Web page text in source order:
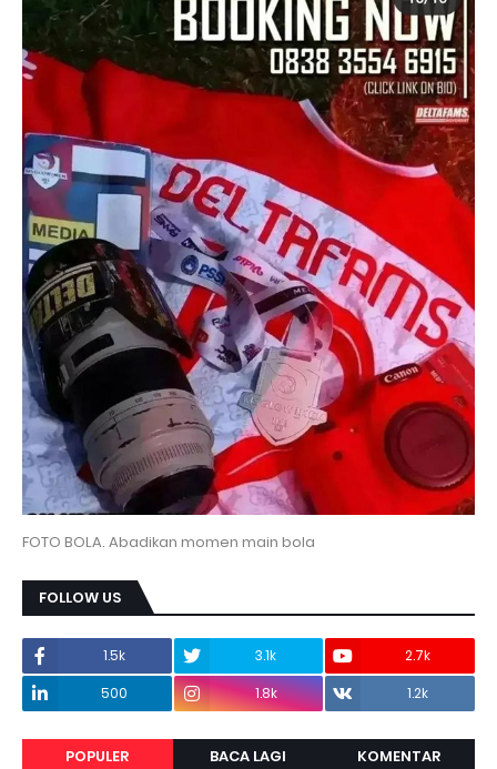
FOTO BOLA. Abadikan momen main bola
FOLLOW US
1.5k 3.1k
2.7k
500
1.8k 1.2k
POPULER BACA LAGI KOMENTAR